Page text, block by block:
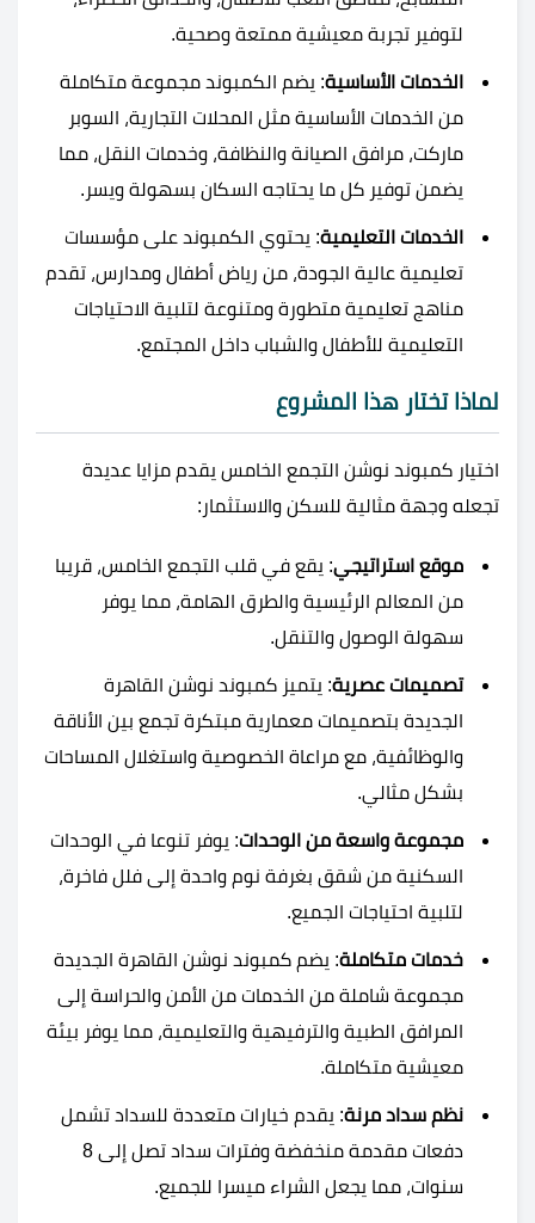
لتوفير تجربة معيشية ممتعة وصحية.
الخدمات الأساسية: يضم الكمبوند مجموعة متكاملة
من الخدمات الأساسية مثل المحلات التجارية، السوبر
ماركت، مرافق الصيانة والنظافة، وخدمات النقل، مما
يضمن توفير كل ما يحتاجه السكان بسهولة ويسر.
الخدمات التعليمية: يحتوي الكمبوند على مؤسسات
تعليمية عالية الجودة، من رياض أطفال ومدارس، تقدم
مناهج تعليمية متطورة ومتنوعة لتلبية الاحتياجات
التعليمية للأطفال والشباب داخل المجتمع.
لماذا تختار هذا المشروع
اختيار كمبوند نوشن التجمع الخامس يقدم مزايا عديدة
تجعله وجهة مثالية للسكن والاستثمار:
موقع استراتيجي: يقع في قلب التجمع الخامس، قريبا
من المعالم الرئيسية والطرق الهامة، مما يوفر
سهولة الوصول والتنقل.
تصميمات عصرية: يتميز كمبوند نوشن القاهرة
الجديدة بتصميمات معمارية مبتكرة تجمع بين الأناقة
والوظائفية، مع مراعاة الخصوصية واستغلال المساحات
بشكل مثالي.
مجموعة واسعة من الوحدات: يوفر تنوعا في الوحدات
السكنية من شقق بغرفة نوم واحدة إلى فلل فاخرة،
لتلبية احتياجات الجميع.
خدمات متكاملة: يضم كمبوند نوشن القاهرة الجديدة
مجموعة شاملة من الخدمات من الأمن والحراسة إلى
المرافق الطبية والترفيهية والتعليمية، مما يوفر بيئة
معيشية متكاملة.
نظم سداد مرنة: يقدم خيارات متعددة للسداد تشمل
دفعات مقدمة منخفضة وفترات سداد تصل إلى 8
سنوات، مما يجعل الشراء ميسرا للجميع.